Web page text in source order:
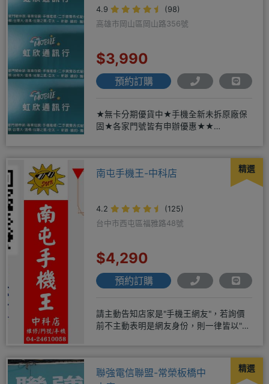
4.9
(98)
高雄市岡山區岡山路356號
$3,990
預約訂購
★無卡分期優貨中★手機全新未拆原廠保
固★各家門號皆有申辦優惠★★
精選
南屯手機王-中科店
4.2
(125)
台中市西屯區福雅路48號
$4,290
預約訂購
請主動告知店家是"手機王網友"，若詢價
前不主動表明是網友身份，則一律皆以"現
精選
聯強電信聯盟-常榮板橋中